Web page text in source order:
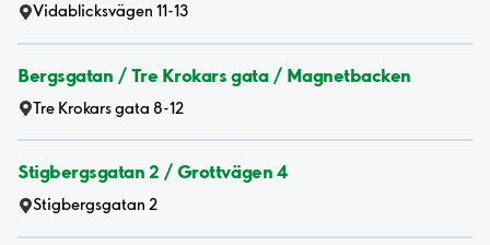
Vidablicksvägen 11-13
Bergsgatan / Tre Krokars gata / Magnetbacken
Tre Krokars gata 8-12
Stigbergsgatan 2 / Grottvägen 4
Stigbergsgatan 2